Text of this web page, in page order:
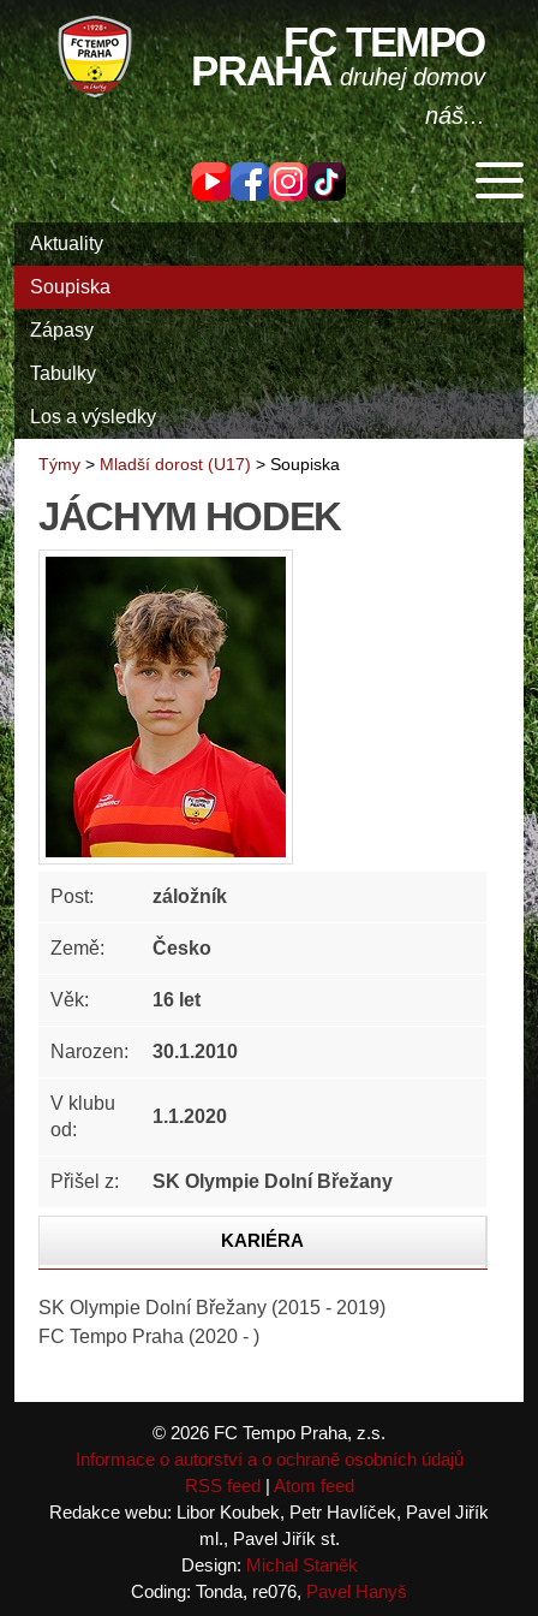
FC TEMPO
PRAHAdruhej domov
náš...
Aktuality
Soupiska
Zápasy
Tabulky
Los a výsledky
Týmy > Mladší dorost (U17) > Soupiska
JÁCHYM HODEK
Post: záložník
Země: Česko
Věk: 16 let
Narozen: 30.1.2010
V klubu
od:
1.1.2020
Přišel z: SK Olympie Dolní Břežany
KARIÉRA
ČLÁNKY
SK Olympie Dolní Břežany (2015 - 2019)
FC Tempo Praha (2020 - )
© 2026 FC Tempo Praha, z.s.
Informace o autorství a o ochraně osobních údajů
RSS feed| Atom feed
Redakce webu: Libor Koubek, Petr Havlíček, Pavel Jiřík
ml., Pavel Jiřík st.
Design: Michal Staněk
Coding: Tonda, re076, Pavel Hanyš